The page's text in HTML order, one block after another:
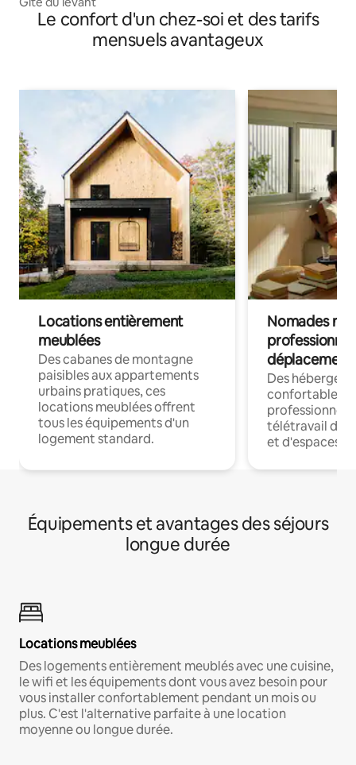
Le confort d'un chez-soi et des tarifs
mensuels avantageux
Locations entièrement
meublées
Des cabanes de montagne
paisibles aux appartements
urbains pratiques, ces
locations meublées offrent
tous les équipements d'un
logement standard.
Nomades
déplacement
Des
confortables
professionnels
télétravail
et d'espaces
Équipements et avantages des séjours
longue durée
Locations meublées
Des logements entièrement meublés avec une cuisine,
le wifi et les équipements dont vous avez besoin pour
vous installer confortablement pendant un mois ou
plus. C'est l'alternative parfaite à une location
moyenne ou longue durée.